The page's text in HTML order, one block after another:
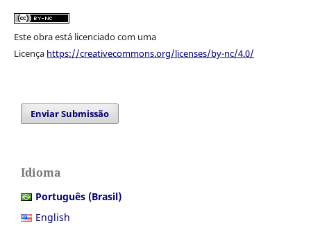
Este obra está licenciado com uma
Licença https://creativecommons.org/licenses/by-nc/4.0/
Enviar Submissão
Idioma
Português (Brasil)
English